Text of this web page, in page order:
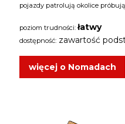
pojazdy patrolują okolice
poziom trudności:łatwy
dostępność: zawartość
więcej o Nomadach